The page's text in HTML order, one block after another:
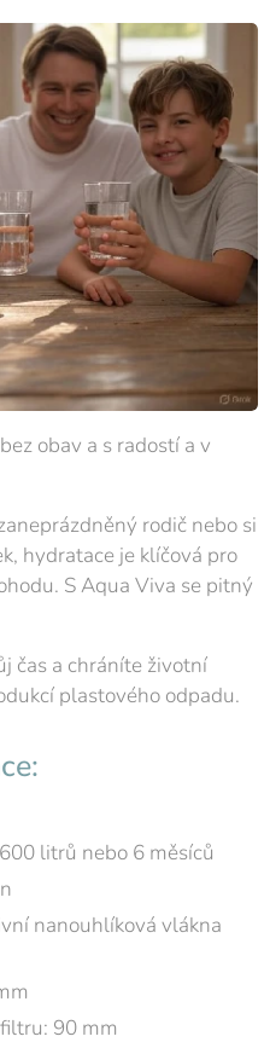
obav a s radostí a v
rodič nebo si
hydratace je klíčová pro
S Aqua Viva se pitný
čas a chráníte životní
plastového odpadu.
litrů nebo 6 měsíců
nanouhlíková vlákna
90 mm